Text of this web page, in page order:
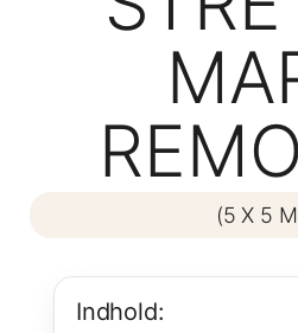
(5 X 5
Indhold: